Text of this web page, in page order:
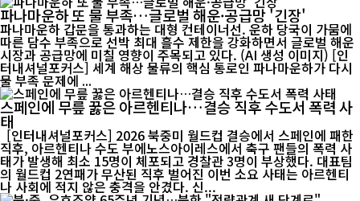
파나마운하 또 물 부족…글로벌 해운·공급망 '긴장'
파나마운하 갑문을 통과하는 대형 컨테이너선. 운하 당국이 가뭄에
따른 담수 부족으로 선박 최대 흘수 제한을 강화하면서 글로벌 해운
시장과 공급망에 미칠 영향이 주목되고 있다. (AI 생성 이미지) [인
터내셔널포커스] 세계 해상 물류의 핵심 통로인 파나마운하가 다시
물 부족 문제에 ...
스페인에 무릎 꿇은 아르헨티나…결승 직후 수도서 폭력 사
태
[인터내셔널포커스] 2026 북중미 월드컵 결승에서 스페인에 패한
직후, 아르헨티나 수도 부에노스아이레스에서 축구 팬들의 폭력 사
태가 발생해 최소 15명이 체포되고 경찰관 3명이 부상했다. 대표팀
의 월드컵 2연패가 무산된 직후 벌어진 이번 소요 사태는 아르헨티
나 사회에 적지 않은 충격을 안겼다. 신...